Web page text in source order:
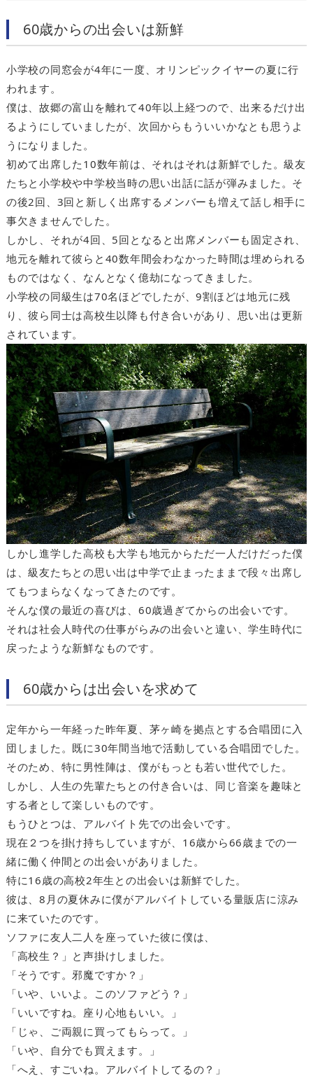
60歳からの出会いは新鮮
小学校の同窓会が4年に一度、オリンピックイヤーの夏に行
われます。
僕は、故郷の富山を離れて40年以上経つので、出来るだけ出
るようにしていましたが、次回からもういいかなとも思うよ
うになりました。
初めて出席した10数年前は、それはそれは新鮮でした。級友
たちと小学校や中学校当時の思い出話に話が弾みました。そ
の後2回、3回と新しく出席するメンバーも増えて話し相手に
事欠きませんでした。
しかし、それが4回、5回となると出席メンバーも固定され、
地元を離れて彼らと40数年間会わなかった時間は埋められる
ものではなく、なんとなく億劫になってきました。
小学校の同級生は70名ほどでしたが、9割ほどは地元に残
り、彼ら同士は高校生以降も付き合いがあり、思い出は更新
されています。
しかし進学した高校も大学も地元からただ一人だけだった僕
は、級友たちとの思い出は中学で止まったままで段々出席し
てもつまらなくなってきたのです。
そんな僕の最近の喜びは、60歳過ぎてからの出会いです。
それは社会人時代の仕事がらみの出会いと違い、学生時代に
戻ったような新鮮なものです。
60歳からは出会いを求めて
定年から一年経った昨年夏、茅ヶ崎を拠点とする合唱団に入
団しました。既に30年間当地で活動している合唱団でした。
そのため、特に男性陣は、僕がもっとも若い世代でした。
しかし、人生の先輩たちとの付き合いは、同じ音楽を趣味と
する者として楽しいものです。
もうひとつは、アルバイト先での出会いです。
現在２つを掛け持ちしていますが、16歳から66歳までの一
緒に働く仲間との出会いがありました。
特に16歳の高校2年生との出会いは新鮮でした。
彼は、8月の夏休みに僕がアルバイトしている量販店に涼み
に来ていたのです。
ソファに友人二人を座っていた彼に僕は、
「高校生？」と声掛けしました。
「そうです。邪魔ですか？」
「いや、いいよ。このソファどう？」
「いいですね。座り心地もいい。」
「じゃ、ご両親に買ってもらって。」
「いや、自分でも買えます。」
「へえ、すごいね。アルバイトしてるの？」